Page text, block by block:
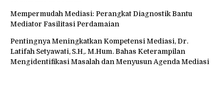
Mempermudah Mediasi: Perangkat Diagnostik Bantu
Mediator Fasilitasi Perdamaian
Pentingnya Meningkatkan Kompetensi Mediasi, Dr.
Latifah Setyawati, S.H,. M.Hum. Bahas Keterampilan
Mengidentifikasi Masalah dan Menyusun Agenda Mediasi